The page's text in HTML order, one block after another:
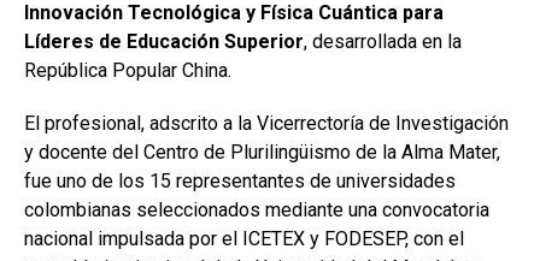
Innovación Tecnológica y Física Cuántica para
Líderes de Educación Superior, desarrollada en la
República Popular China.
El profesional, adscrito a la Vicerrectoría de Investigación
y docente del Centro de Plurilingüismo de la Alma Mater,
fue uno de los 15 representantes de universidades
colombianas seleccionados mediante una convocatoria
nacional impulsada por el ICETEX y FODESEP, con el